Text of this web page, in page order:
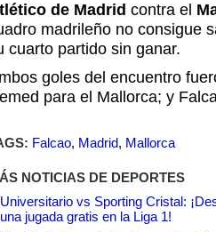
de Madrid contra el
madrileño no consigue
cuarto partido sin ganar.
goles del encuentro
para el Mallorca; y
Falcao, Madrid, Mallorca
NOTICIAS DE DEPORTES
Universitario vs Sporting Cristal:
una jugada gratis en la Liga 1!